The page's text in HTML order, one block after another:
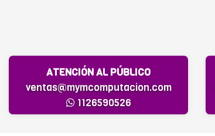
ATENCIÓN AL PÚBLICO
ventas@mymcomputacion.com
1126590526